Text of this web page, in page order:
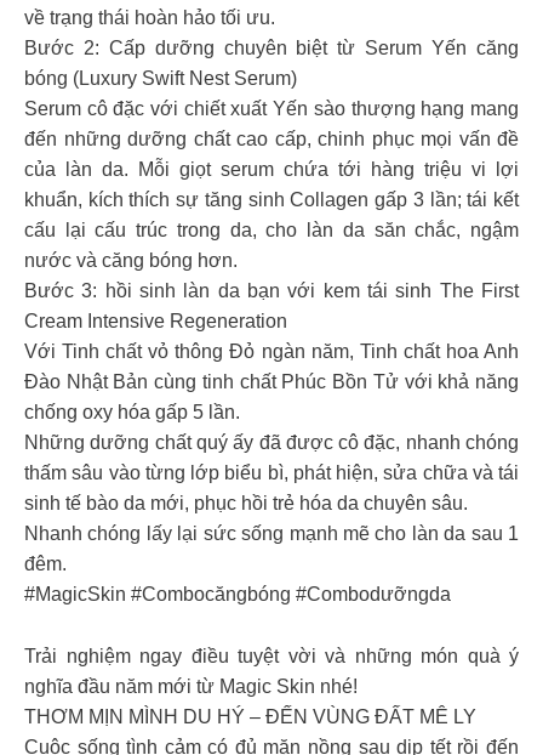
về trạng thái hoàn hảo tối ưu.
Bước 2: Cấp dưỡng chuyên biệt từ Serum Yến căng
bóng (Luxury Swift Nest Serum)
Serum cô đặc với chiết xuất Yến sào thượng hạng mang
đến những dưỡng chất cao cấp, chinh phục mọi vấn đề
của làn da. Mỗi giọt serum chứa tới hàng triệu vi lợi
khuẩn, kích thích sự tăng sinh Collagen gấp 3 lần; tái kết
cấu lại cấu trúc trong da, cho làn da săn chắc, ngậm
nước và căng bóng hơn.
Bước 3: hồi sinh làn da bạn với kem tái sinh The First
Cream Intensive Regeneration
Với Tinh chất vỏ thông Đỏ ngàn năm, Tinh chất hoa Anh
Đào Nhật Bản cùng tinh chất Phúc Bồn Tử với khả năng
chống oxy hóa gấp 5 lần.
Những dưỡng chất quý ấy đã được cô đặc, nhanh chóng
thấm sâu vào từng lớp biểu bì, phát hiện, sửa chữa và tái
sinh tế bào da mới, phục hồi trẻ hóa da chuyên sâu.
Nhanh chóng lấy lại sức sống mạnh mẽ cho làn da sau 1
đêm.
#MagicSkin #Combocăngbóng #Combodưỡngda
Trải nghiệm ngay điều tuyệt vời và những món quà ý
nghĩa đầu năm mới từ Magic Skin nhé!
THƠM MỊN MÌNH DU HÝ – ĐẾN VÙNG ĐẤT MÊ LY
Cuộc sống tình cảm có đủ mặn nồng sau dịp tết rồi đến